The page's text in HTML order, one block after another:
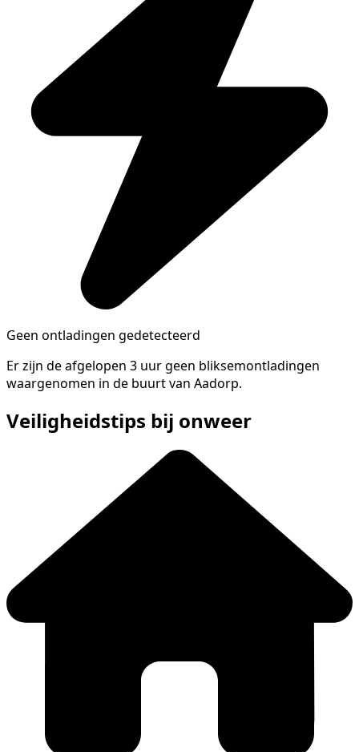
Geen ontladingen gedetecteerd
Er zijn de afgelopen 3 uur geen bliksemontladingen
waargenomen in de buurt van Aadorp.
Veiligheidstips bij onweer